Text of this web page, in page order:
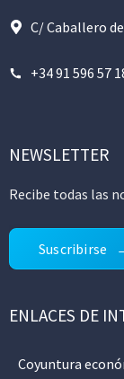
C/ Caballero
+34 91 596 57
NEWSLETTER
Recibe todas las
Suscribirse
ENLACES DE
Coyuntura